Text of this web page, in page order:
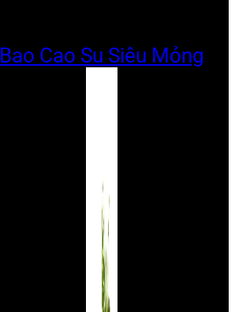
Bao Cao Su Siêu Mỏng